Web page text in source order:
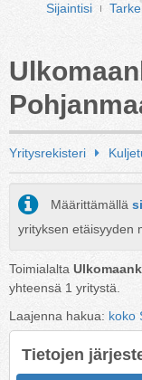
Sijaintisi
Yritysrekisteri
Määrittämällä
yrityksen etäisyyden
Toimialalta
yhteensä 1 yritystä.
Laajenna hakua: koko
Tietojen